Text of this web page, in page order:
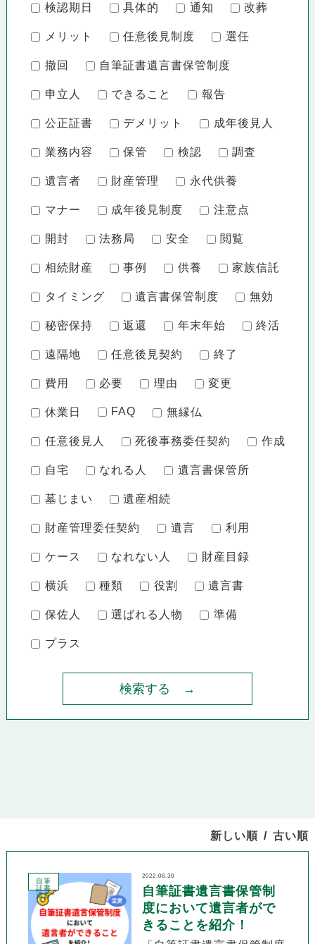
検認期日 具体的 通知 改葬
メリット 任意後見制度 選任
撤回 自筆証書遺言書保管制度
申立人 できること 報告
公正証書 デメリット 成年後見人
業務内容 保管 検認 調査
遺言者 財産管理 永代供養
マナー 成年後見制度 注意点
開封 法務局 安全 閲覧
相続財産 事例 供養 家族信託
タイミング 遺言書保管制度 無効
秘密保持 返還 年末年始 終活
遠隔地 任意後見契約 終了
費用 必要 理由 変更
休業日 FAQ 無縁仏
任意後見人 死後事務委任契約 作成
自宅 なれる人 遺言書保管所
墓じまい 遺産相続
財産管理委任契約 遺言 利用
ケース なれない人 財産目録
横浜 種類 役割 遺言書
保佐人 選ばれる人物 準備
プラス
新しい順 古い順
自筆
証書
遺言
2022.08.30
自筆証書遺言書保管制
度において遺言者がで
きることを紹介！